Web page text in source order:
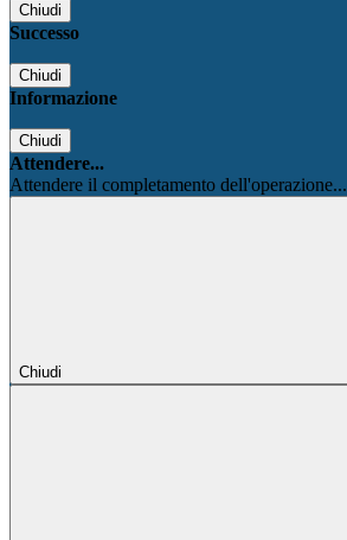
Chiudi
Successo
Chiudi
Informazione
Chiudi
Attendere...
Attendere il completamento dell'operazione...
Chiudi